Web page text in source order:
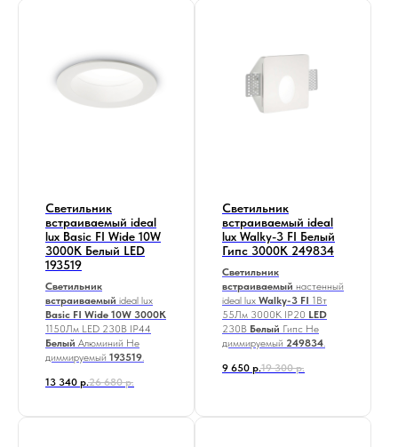
Светильник
встраиваемый ideal
lux Basic FI Wide 10W
3000K Белый LED
193519
Светильник
встраиваемый ideal lux
Basic FI Wide 10W 3000K
1150Лм LED 230В IP44
Белый Алюминий Не
диммируемый 193519.
13 340 р.26 680 р.
Светильник
встраиваемый ideal
lux Walky-3 FI Белый
Гипс 3000К 249834
Светильник
встраиваемый настенный
ideal lux Walky-3 FI 1Вт
55Лм 3000К IP20 LED
230В Белый Гипс Не
диммируемый 249834.
9 650 р.19 300 р.